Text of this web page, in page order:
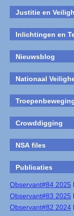
Justitie en
Inlichtingen en
Nieuwsblog
Nationaal
Crowddigging
NSA files
Publicaties
Observant#84 2025
Observant#83 2025
Observant#82 2024